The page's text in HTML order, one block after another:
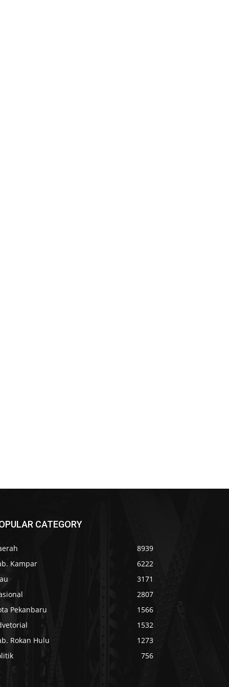
CATEGORY
8939
Kampar
6222
3171
2807
Pekanbaru
1566
1532
Rokan Hulu
1273
756